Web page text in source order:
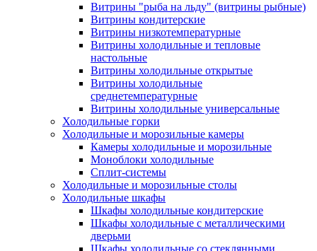
Витрины "рыба на льду" (витрины рыбные)
Витрины кондитерские
Витрины низкотемпературные
Витрины холодильные и тепловые
настольные
Витрины холодильные открытые
Витрины холодильные
среднетемпературные
Витрины холодильные универсальные
Холодильные горки
Холодильные и морозильные камеры
Камеры холодильные и морозильные
Моноблоки холодильные
Сплит-системы
Холодильные и морозильные столы
Холодильные шкафы
Шкафы холодильные кондитерские
Шкафы холодильные с металлическими
дверьми
Шкафы холодильные со стеклянными